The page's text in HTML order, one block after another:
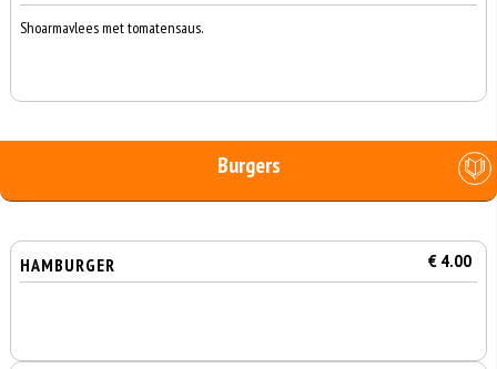
Shoarmavlees met tomatensaus.
Burgers
HAMBURGER € 4.00